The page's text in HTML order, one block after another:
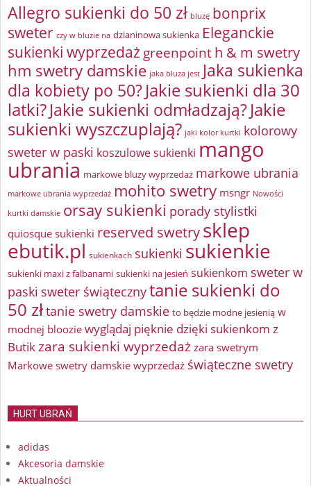
Allegro sukienki do 50 zł bluzę bonprix
sweter czy w bluzie na dzianinowa sukienka Eleganckie
sukienki wyprzedaż greenpointh & m swetry
hm swetry damskie jaka bluza jest Jaka sukienka
dla kobiety po 50?Jakie sukienki dla 30
latki?Jakie sukienki odmładzają?Jakie
sukienki wyszczuplają? jaki kolor kurtki kolorowy
sweter w paski koszulowe sukienki mango
ubrania markowe bluzy wyprzedaż markowe ubrania
markowe ubrania wyprzedaż mohito swetry msngr Nowości
kurtki damskie orsay sukienki porady stylistki
quiosque sukienki reserved swetrysklep
ebutik.pl sukienkach sukienki sukienkie
sukienki maxi z falbanami sukienki na jesień sukienkom sweter w
paski sweter świątecznytanie sukienki do
50 złtanie swetry damskie to będzie modne jesienią w
modnej bloozie wyglądaj pięknie dzięki sukienkom z
Butikzara sukienki wyprzedażzara swetrym
Markowe swetry damskie wyprzedaż świąteczne swetry
HURT UBRAŃ
adidas
Akcesoria damskie
Aktualności